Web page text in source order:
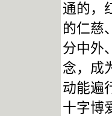
通的，
的仁慈
分中外
念，成
动能遍
十字博